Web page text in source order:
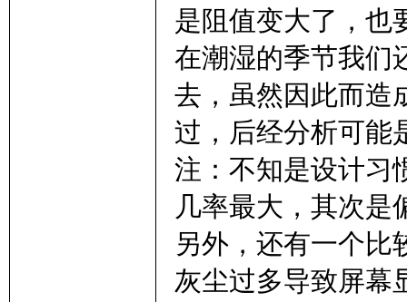
是阻值变大了，也
在潮湿的季节我们
去，虽然因此而造
过，后经分析可能
注：不知是设计习
几率最大，其次是
另外，还有一个
灰尘过多导致屏幕